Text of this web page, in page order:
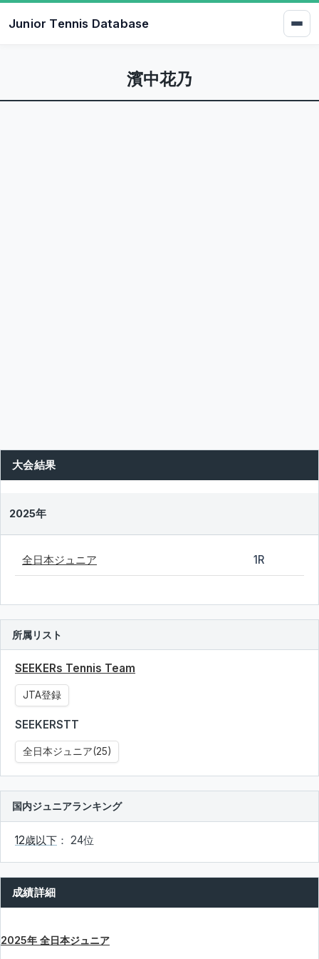
Junior Tennis Database
濱中花乃
大会結果
2025年
全日本ジュニア 1R
所属リスト
SEEKERs Tennis Team
JTA登録
SEEKERSTT
全日本ジュニア(25)
国内ジュニアランキング
12歳以下 ： 24位
成績詳細
2025年 全日本ジュニア